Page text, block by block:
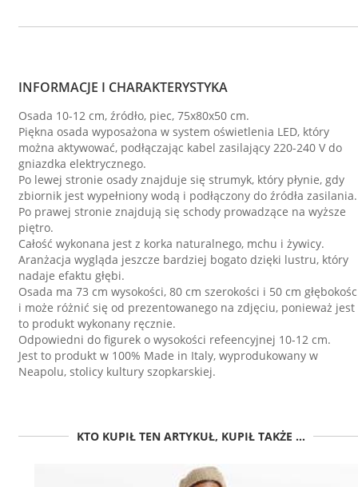
INFORMACJE I CHARAKTERYSTYKA
Osada 10-12 cm, źródło, piec, 75x80x50 cm.
Piękna osada wyposażona w system oświetlenia LED, który
można aktywować, podłączając kabel zasilający 220-240 V do
gniazdka elektrycznego.
Po lewej stronie osady znajduje się strumyk, który płynie, gdy
zbiornik jest wypełniony wodą i podłączony do źródła zasilania.
Po prawej stronie znajdują się schody prowadzące na wyższe
piętro.
Całość wykonana jest z korka naturalnego, mchu i żywicy.
Aranżacja wygląda jeszcze bardziej bogato dzięki lustru, który
nadaje efaktu głębi.
Osada ma 73 cm wysokości, 80 cm szerokości i 50 cm
i może różnić się od prezentowanego na zdjęciu, ponieważ jest
to produkt wykonany ręcznie.
Odpowiedni do figurek o wysokości refeencyjnej 10-12 cm.
Jest to produkt w 100% Made in Italy, wyprodukowany w
Neapolu, stolicy kultury szopkarskiej.
KTO KUPIŁ TEN ARTYKUŁ, KUPIŁ TAKŻE ...